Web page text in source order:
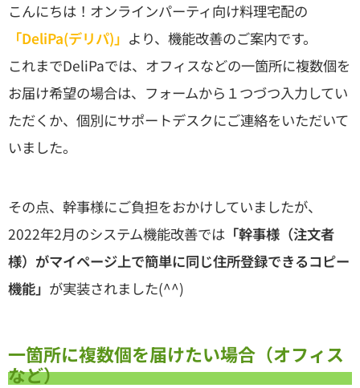
こんにちは！オンラインパーティ向け料理宅配の
「DeliPa(デリパ)」 より、機能改善のご案内です。
これまでDeliPaでは、オフィスなどの一箇所に複数個を
お届け希望の場合は、フォームから１つづつ入力してい
ただくか、個別にサポートデスクにご連絡をいただいて
いました。
その点、幹事様にご負担をおかけしていましたが、
2022年2月のシステム機能改善では 「幹事様（注文者
様）がマイページ上で簡単に同じ住所登録できるコピー
機能」 が実装されました(^^)
一箇所に複数個を届けたい場合（オフィス
など）